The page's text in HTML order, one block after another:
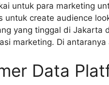
untuk para marketing
untuk create audience
yang tinggal di
marketing. Di antaranya
Data